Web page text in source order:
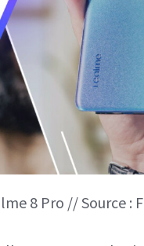
8 Pro // Source :